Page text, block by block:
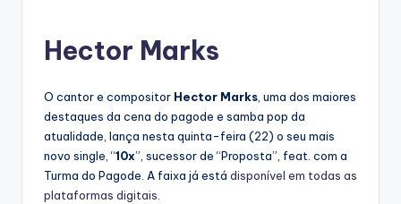
Hector Marks
O cantor e compositor Hector Marks, uma dos maiores
destaques da cena do pagode e samba pop da
atualidade, lança nesta quinta-feira (22) o seu mais
novo single, “10x”, sucessor de “Proposta”, feat. com a
Turma do Pagode. A faixa já está disponível em todas as
plataformas digitais.